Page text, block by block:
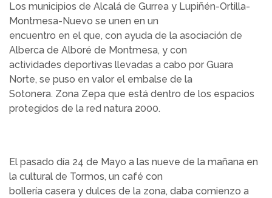
Los municipios de Alcalá de Gurrea y Lupiñén-Ortilla-
Montmesa-Nuevo se unen en un
encuentro en el que, con ayuda de la asociación de
Alberca de Alboré de Montmesa, y con
actividades deportivas llevadas a cabo por Guara
Norte, se puso en valor el embalse de la
Sotonera. Zona Zepa que está dentro de los espacios
protegidos de la red natura 2000.
El pasado día 24 de Mayo a las nueve de la mañana en
la cultural de Tormos, un café con
bollería casera y dulces de la zona, daba comienzo a